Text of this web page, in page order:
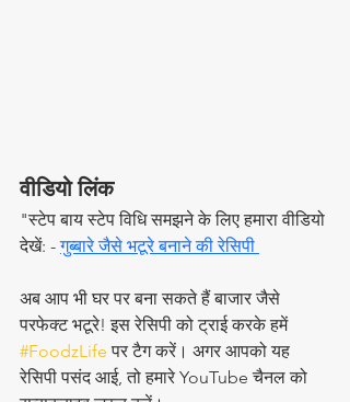
वीडियो लिंक
"स्टेप बाय स्टेप विधि समझने के लिए हमारा वीडियो
देखें: - गुब्बारे जैसे भटूरे बनाने की रेसिपी
अब आप भी घर पर बना सकते हैं बाजार जैसे
परफेक्ट भटूरे! इस रेसिपी को ट्राई करके हमें
#FoodzLife पर टैग करें। अगर आपको यह
रेसिपी पसंद आई, तो हमारे YouTube चैनल को